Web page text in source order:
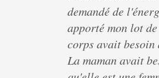
demandé de
apporté mon lot
corps avait besoin
La maman avait